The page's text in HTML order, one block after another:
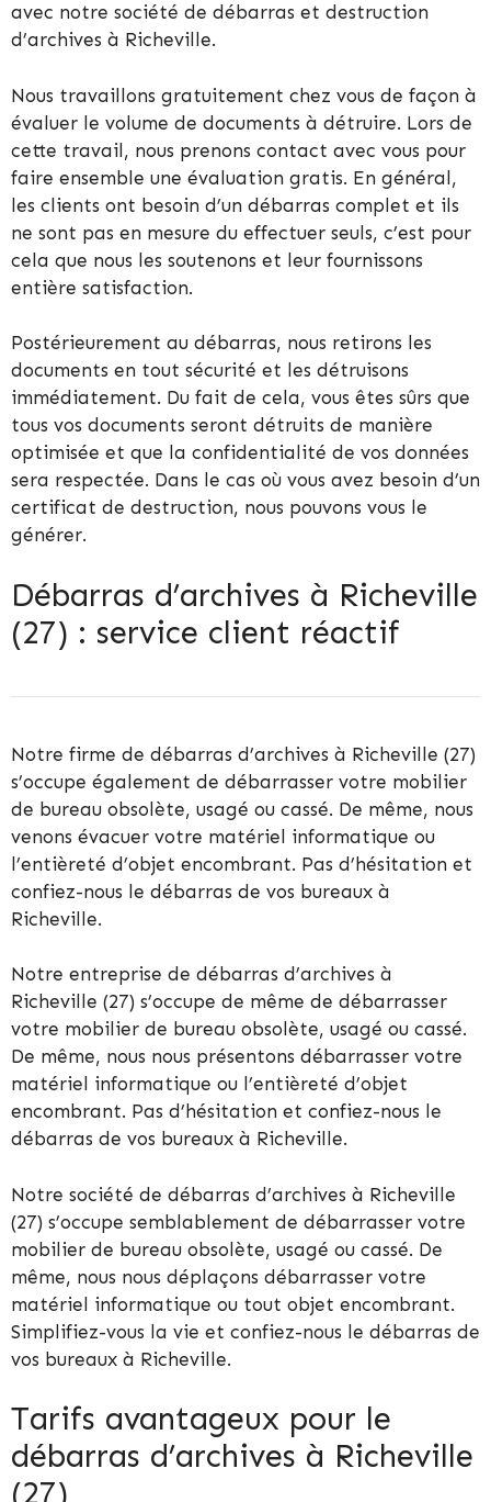
avec notre société de débarras et destruction
d’archives à Richeville.
Nous travaillons gratuitement chez vous de façon à
évaluer le volume de documents à détruire. Lors de
cette travail, nous prenons contact avec vous pour
faire ensemble une évaluation gratis. En général,
les clients ont besoin d’un débarras complet et ils
ne sont pas en mesure du effectuer seuls, c’est pour
cela que nous les soutenons et leur fournissons
entière satisfaction.
Postérieurement au débarras, nous retirons les
documents en tout sécurité et les détruisons
immédiatement. Du fait de cela, vous êtes sûrs que
tous vos documents seront détruits de manière
optimisée et que la confidentialité de vos données
sera respectée. Dans le cas où vous avez besoin d’un
certificat de destruction, nous pouvons vous le
générer.
Débarras d’archives à Richeville
(27) : service client réactif
Notre firme de débarras d’archives à Richeville (27)
s’occupe également de débarrasser votre mobilier
de bureau obsolète, usagé ou cassé. De même, nous
venons évacuer votre matériel informatique ou
l’entièreté d’objet encombrant. Pas d’hésitation et
confiez-nous le débarras de vos bureaux à
Richeville.
Notre entreprise de débarras d’archives à
Richeville (27) s’occupe de même de débarrasser
votre mobilier de bureau obsolète, usagé ou cassé.
De même, nous nous présentons débarrasser votre
matériel informatique ou l’entièreté d’objet
encombrant. Pas d’hésitation et confiez-nous le
débarras de vos bureaux à Richeville.
Notre société de débarras d’archives à Richeville
(27) s’occupe semblablement de débarrasser votre
mobilier de bureau obsolète, usagé ou cassé. De
même, nous nous déplaçons débarrasser votre
matériel informatique ou tout objet encombrant.
Simplifiez-vous la vie et confiez-nous le débarras de
vos bureaux à Richeville.
Tarifs avantageux pour le
débarras d’archives à Richeville
(27)